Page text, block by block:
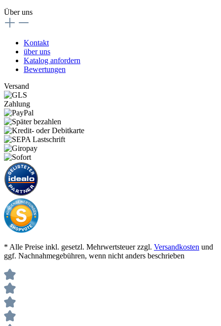
Über uns
Kontakt
über uns
Katalog anfordern
Bewertungen
Versand
Zahlung
* Alle Preise inkl. gesetzl. Mehrwertsteuer zzgl. Versandkosten und
ggf. Nachnahmegebühren, wenn nicht anders beschrieben